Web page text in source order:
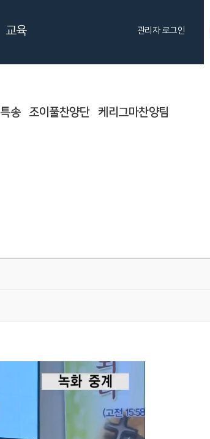
특송 조이풀찬양단 케리그마찬양팀
교육 관리자 로그인